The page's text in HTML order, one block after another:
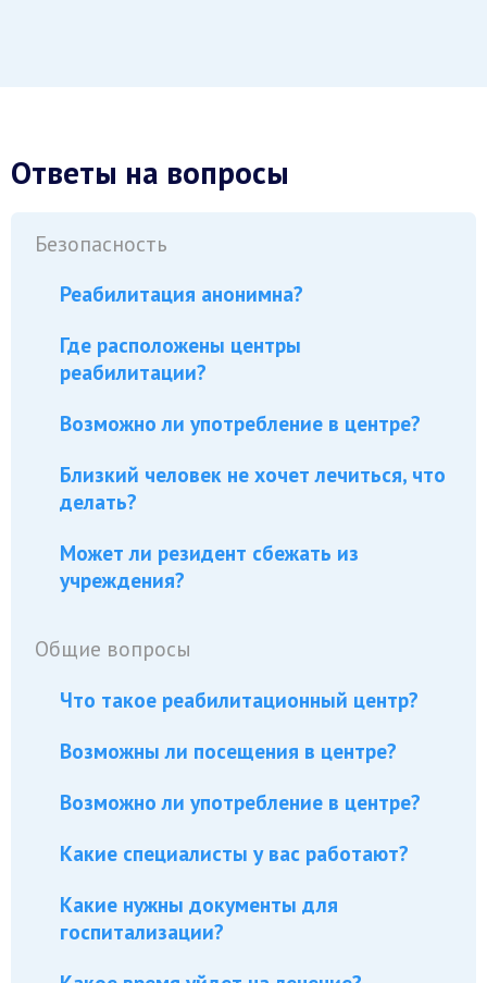
Ответы на вопросы
Безопасность
Реабилитация анонимна?
Где расположены центры
реабилитации?
Возможно ли употребление в центре?
Близкий человек не хочет лечиться, что
делать?
Может ли резидент сбежать из
учреждения?
Общие вопросы
Что такое реабилитационный центр?
Возможны ли посещения в центре?
Возможно ли употребление в центре?
Какие специалисты у вас работают?
Какие нужны документы для
госпитализации?